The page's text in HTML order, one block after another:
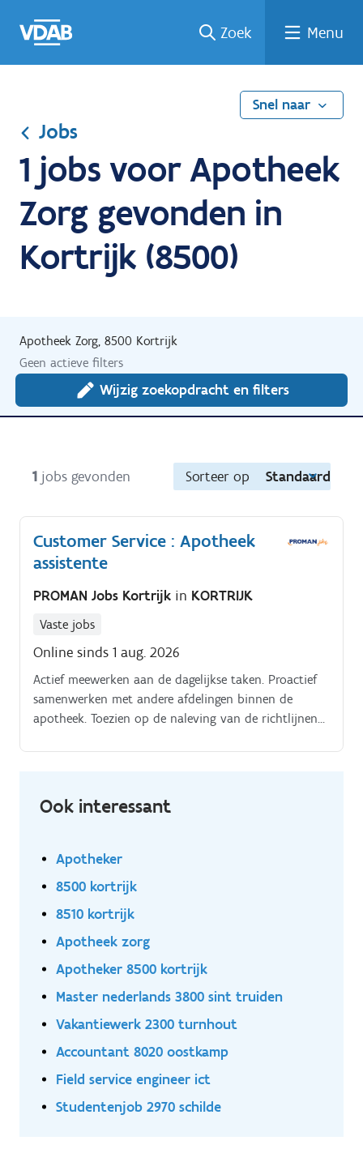
naar
een
een
job
naar
Zoek Menu
Snel naar
Jobs
1 jobs voor Apotheek
Zorg gevonden in
Kortrijk (8500)
Apotheek Zorg, 8500 Kortrijk
Geen actieve filters
Wijzig zoekopdracht en filters
1 jobs gevonden Sorteer op Standaard
Customer Service : Apotheek
assistente
PROMAN Jobs Kortrijk in KORTRIJK
Vaste jobs
Online sinds 1 aug. 2026
Actief meewerken aan de dagelijkse taken. Proactief
samenwerken met andere afdelingen binnen de
apotheek. Toezien op de naleving van de richtlijnen
doen voor efficiëntere werkprocessen.
Ook interessant
Apotheker
8500 kortrijk
8510 kortrijk
Apotheek zorg
Apotheker 8500 kortrijk
Master nederlands 3800 sint truiden
Vakantiewerk 2300 turnhout
Accountant 8020 oostkamp
Field service engineer ict
Studentenjob 2970 schilde